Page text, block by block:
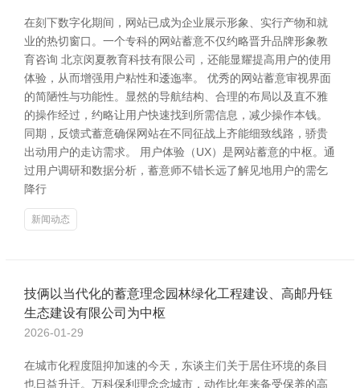
在刻下数字化期间，网站已成为企业展示形象、实行产物和就
业的热切窗口。一个专科的网站蓄意不仅约略晋升品牌形象教
育咨询 北京闵夏教育科技有限公司，还能显耀提高用户的使用
体验，从而增强用户粘性和逶迤率。 优秀的网站蓄意审视界面
的简陋性与功能性。显然的导航结构、合理的布局以及直不雅
的操作经过，约略让用户快速找到所需信息，减少操作本钱。
同期，反馈式蓄意确保网站在不同征战上齐能细致线路，骄贵
出动用户的走访需求。 用户体验（UX）是网站蓄意的中枢。通
过用户调研和数据分析，蓄意师不错长远了解见地用户的需乞
降行
新闻动态
技俩以当代化的蓄意理念园林绿化工程建设、高邮丹钰
生态建设有限公司为中枢
2026-01-29
在城市化程度阻抑加速的今天，东谈主们关于居住环境的条目
也日益升迁。万科保利理念念城市，动作比年来备受保养的高